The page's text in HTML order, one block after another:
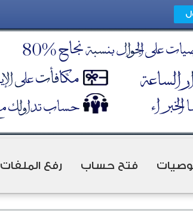
فتح حساب رفع الملفات